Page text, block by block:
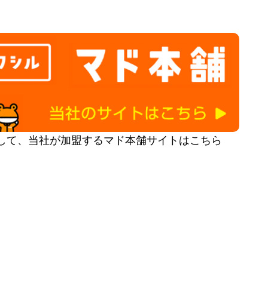
て、当社が加盟するマド本舗サイトはこちら